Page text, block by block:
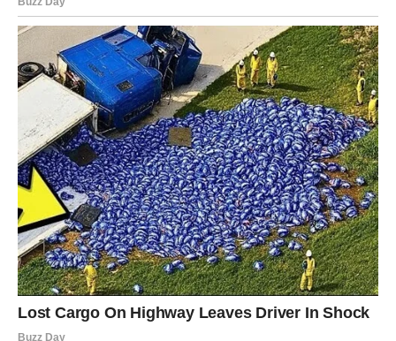
Sudbina Ovnu sada daje priliku da se pomeri napred. Ovaj
put neće morati da moli, trpi, čeka ili se nada. Dolazi mu
nešto što mu pripada.
3. Ljubav dobija novu iskru
Bilo da je Ovan u vezi ili ne, ljubavna energija se budi.
Slobodni Ovnovi mogli bi doživeti flert koji im diže
samopouzdanje.
Zauzeti – razgovor koji vraća strast.
Poruka Univerzuma Ovnu: